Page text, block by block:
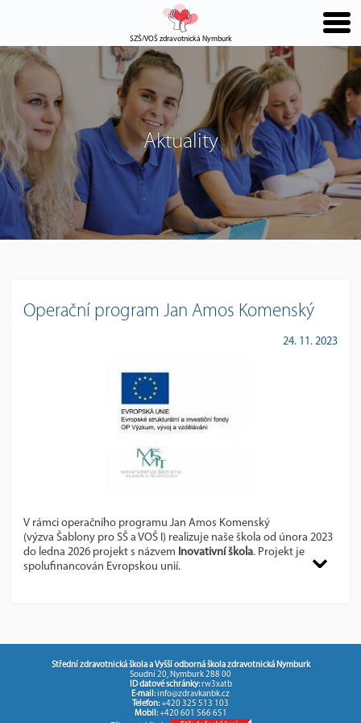
SZŠ/VOŠ zdravotnická Nymburk
Aktuality
Operační program Jan Amos Komenský
24. 11. 2023
V rámci operačního programu Jan Amos Komenský
(výzva Šablony pro SŠ a VOŠ I) realizuje naše škola od února 2023
do ledna 2026 projekt s názvem Inovativní škola. Projekt je
spolufinancován Evropskou unií.
profesního rozvoje pracovníků ve vzdělávání a personální
podpory školním
Střední zdravotnická škola a Vyšší odborná škola zdravotnická Nymburk
Soudní 20, Nymburk 288 00
ID datové schránky:rw3xatb
E-mail:info@zdravkanbk.cz
Telefon:+420 325 513 103
Mobil:+420 601 566 651